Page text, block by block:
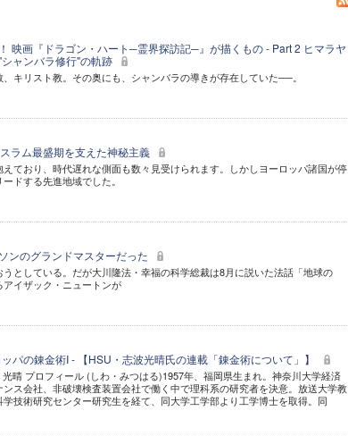
映画『ドラゴン・ハート─霊界探訪記─』が描くもの - Part 2 ヒマラヤ
ャンバラ修行"の軌跡
キリスト教。その奥にも、シャンバラの導きが存在していた──。
ラム最盛期を支えた神秘主義
ており、時代遅れな側面も数々見受けられます。しかしヨーロッパ諸国が停
ドする先進地域でした。
ンのグランドマスターだった
としている。だが大川隆法・幸福の科学総裁は8月に説いた法話「地球の
イザック・ニュートンが
パの錬金術I - 【HSU・志波光晴氏の連載「錬金術について」】
晴 プロフィール (しわ・みつはる)1957年、福岡県生まれ。神奈川大学経済
ス会社、非破壊検査装置会社で働く中で理科系の研究者を決意。放送大学教
技術研究センター研究生を経て、同大学工学部より工学博士を取得。同